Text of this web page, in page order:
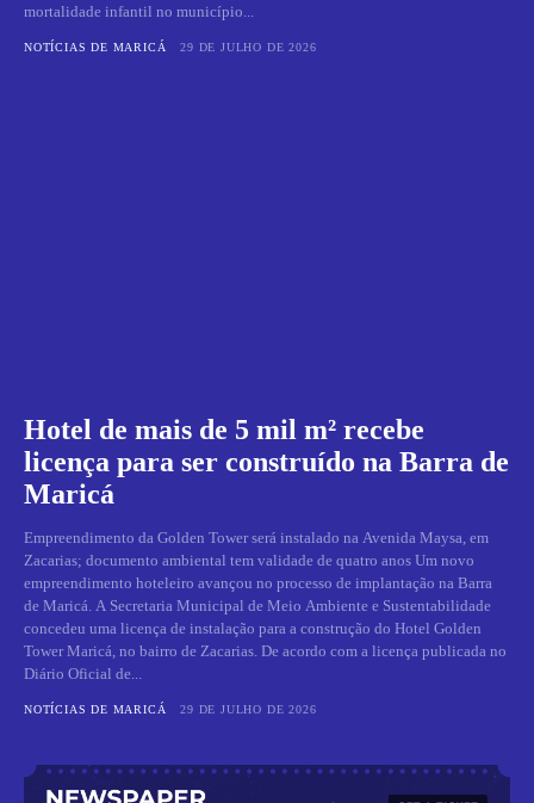
mortalidade infantil no município...
NOTÍCIAS DE MARICÁ 29 DE JULHO DE 2026
Hotel de mais de 5 mil m² recebe
licença para ser construído na Barra de
Maricá
Empreendimento da Golden Tower será instalado na Avenida Maysa, em
Zacarias; documento ambiental tem validade de quatro anos Um novo
empreendimento hoteleiro avançou no processo de implantação na Barra
de Maricá. A Secretaria Municipal de Meio Ambiente e Sustentabilidade
concedeu uma licença de instalação para a construção do Hotel Golden
Tower Maricá, no bairro de Zacarias. De acordo com a licença publicada no
Diário Oficial de...
NOTÍCIAS DE MARICÁ 29 DE JULHO DE 2026